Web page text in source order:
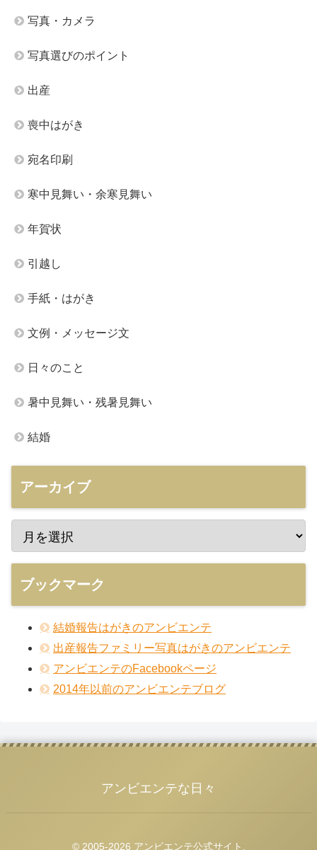
写真・カメラ
写真選びのポイント
出産
喪中はがき
宛名印刷
寒中見舞い・余寒見舞い
年賀状
引越し
手紙・はがき
文例・メッセージ文
日々のこと
暑中見舞い・残暑見舞い
結婚
アーカイブ
ブックマーク
結婚報告はがきのアンビエンテ
出産報告ファミリー写真はがきのアンビエンテ
アンビエンテのFacebookページ
2014年以前のアンビエンテブログ
アンビエンテな日々
© 2005-2026 アンビエンテ公式サイト.